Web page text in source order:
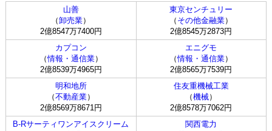
山善
（卸売業）
2億8547万7400円
東京センチュリー
（ その他金融業）
2億8545万2873円
カプコン
（情報・通信業）
2億8539万4965円
エニグモ
（情報・通信業）
2億8565万7539円
明和地所
（不動産業）
2億8569万8671円
住友重機械工業
（機械）
2億8578万7062円
B-Rサーティワンアイスクリーム
関西電力